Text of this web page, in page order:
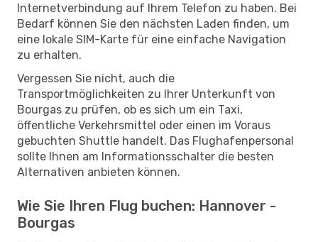
Internetverbindung auf Ihrem Telefon zu haben. Bei
Bedarf können Sie den nächsten Laden finden, um
eine lokale SIM-Karte für eine einfache Navigation
zu erhalten.
Vergessen Sie nicht, auch die
Transportmöglichkeiten zu Ihrer Unterkunft von
Bourgas zu prüfen, ob es sich um ein Taxi,
öffentliche Verkehrsmittel oder einen im Voraus
gebuchten Shuttle handelt. Das Flughafenpersonal
sollte Ihnen am Informationsschalter die besten
Alternativen anbieten können.
Wie Sie Ihren Flug buchen: Hannover -
Bourgas